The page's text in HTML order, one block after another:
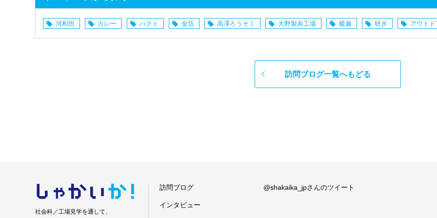
河和田 カレー ハクト 金箔 高澤ろうそく 大野製炭工場 暖簾 研ぎ アウトド
訪問ブログ一覧へもどる
しゃかい か！
社会科／工場見学を通して、
訪問ブログ
インタビュー
@shakaika_jpさんのツイート